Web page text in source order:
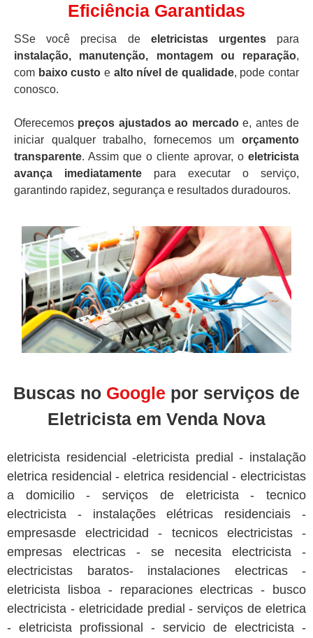
Eficiência Garantidas
SSe você precisa de eletricistas urgentespara
instalação, manutenção, montagem ou reparação,
com baixo custo e alto nível de qualidade, pode contar
conosco.
Oferecemos preços ajustados ao mercadoe, antes de
iniciar qualquer trabalho, fornecemos um orçamento
transparente. Assim que o cliente aprovar, o eletricista
avança imediatamente para executar o serviço,
garantindo rapidez, segurança e resultados duradouros.
Buscas no Google por serviços de
Eletricista em Venda Nova
eletricista residencial -eletricista predial - instalação
eletrica residencial - eletrica residencial - electricistas
a domicilio - serviços de eletricista - tecnico
electricista - instalações elétricas residenciais -
empresasde electricidad - tecnicos electricistas -
empresas electricas - se necesita electricista -
electricistas baratos- instalaciones electricas -
eletricista lisboa - reparaciones electricas - busco
electricista - eletricidade predial - serviços de eletrica
- eletricista profissional - servicio de electricista -